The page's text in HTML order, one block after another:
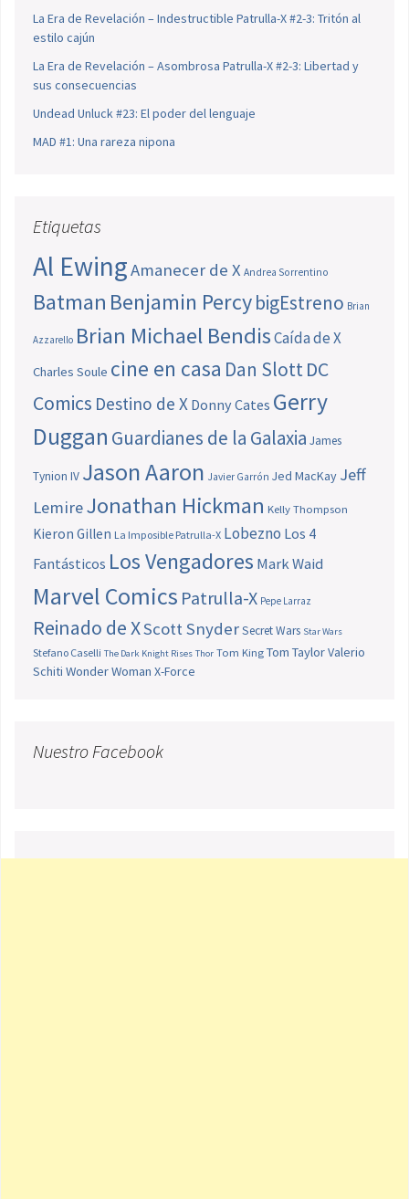
La Era de Revelación – Indestructible Patrulla-X #2-3: Tritón al
estilo cajún
La Era de Revelación – Asombrosa Patrulla-X #2-3: Libertad y
sus consecuencias
Undead Unluck #23: El poder del lenguaje
MAD #1: Una rareza nipona
Etiquetas
Al EwingAmanecer de X Andrea Sorrentino
Batman Benjamin PercybigEstreno Brian
Azzarello Brian Michael BendisCaída de X
Charles Soule cine en casa Dan SlottDC
Comics Destino de X Donny Cates Gerry
Duggan Guardianes de la Galaxia James
Tynion IV Jason Aaron Javier Garrón Jed MacKay Jeff
LemireJonathan Hickman Kelly Thompson
Kieron Gillen La Imposible Patrulla-X Lobezno Los 4
Fantásticos Los Vengadores Mark Waid
Marvel Comics Patrulla-X Pepe Larraz
Reinado de XScott SnyderSecret Wars Star Wars
Stefano Caselli The Dark Knight Rises Thor Tom King Tom TaylorValerio
Schiti Wonder Woman X-Force
Nuestro Facebook